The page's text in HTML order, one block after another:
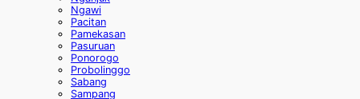
Ngawi
Pacitan
Pamekasan
Pasuruan
Ponorogo
Probolinggo
Sabang
Sampang